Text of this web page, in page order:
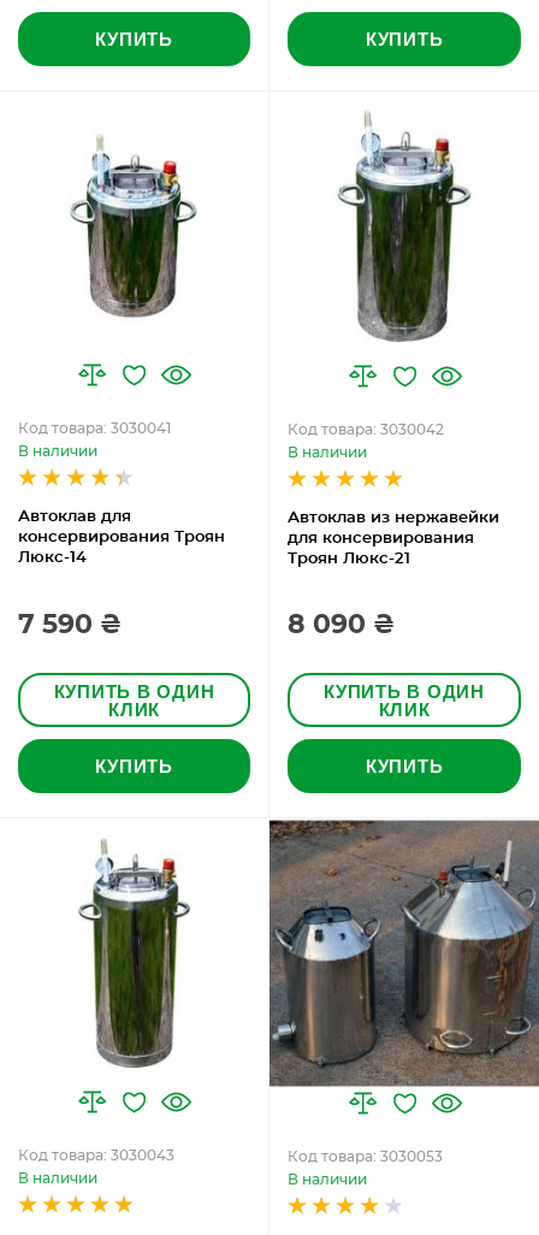
КУПИТЬ КУПИТЬ
Автоклав для
консервирования Троян
Люкс-14
Код товара: 3030041
В наличии
7 590 ₴
КУПИТЬ В ОДИН
КЛИК
КУПИТЬ
Автоклав из нержавейки
для консервирования
Троян Люкс-21
Код товара: 3030042
В наличии
8 090 ₴
КУПИТЬ В ОДИН
КЛИК
КУПИТЬ
Код товара: 3030043
В наличии
Код товара: 3030053
В наличии